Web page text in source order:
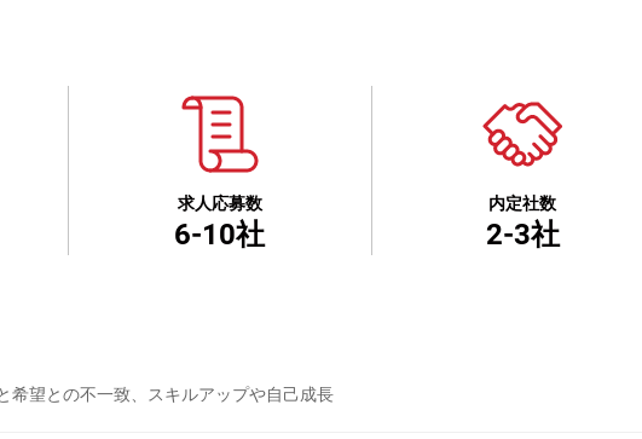
求人応募数
6-10社
内定社数
2-3社
希望との不一致、スキルアップや自己成長